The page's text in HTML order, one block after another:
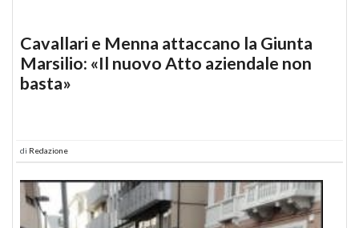
Cavallari e Menna attaccano la Giunta
Marsilio: «Il nuovo Atto aziendale non
basta»
di Redazione